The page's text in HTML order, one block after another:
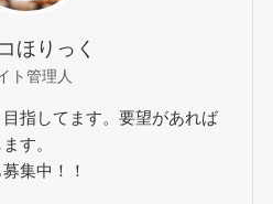
ほりっく
ト管理人
指してます。要望があれば
す。
集中！！